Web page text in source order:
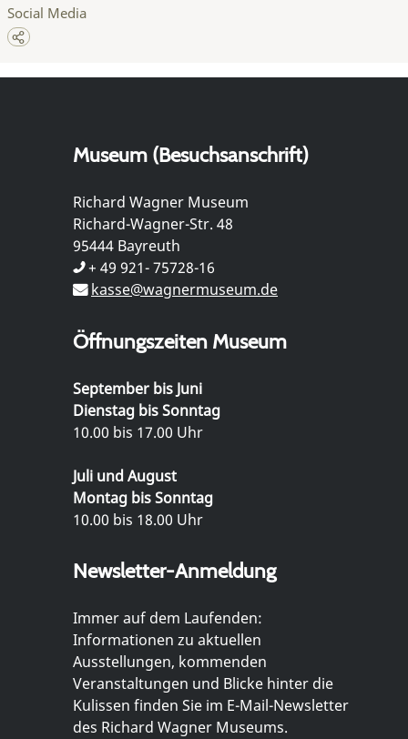
Social Media
Museum (Besuchsanschrift)
Richard Wagner Museum
Richard-Wagner-Str. 48
95444 Bayreuth
+ 49 921- 75728-16
kasse@wagnermuseum.de
Öffnungszeiten Museum
September bis Juni
Dienstag bis Sonntag
10.00 bis 17.00 Uhr
Juli und August
Montag bis Sonntag
10.00 bis 18.00 Uhr
Newsletter-Anmeldung
Immer auf dem Laufenden:
Informationen zu aktuellen
Ausstellungen, kommenden
Veranstaltungen und Blicke hinter die
Kulissen finden Sie im E-Mail-Newsletter
des Richard Wagner Museums.